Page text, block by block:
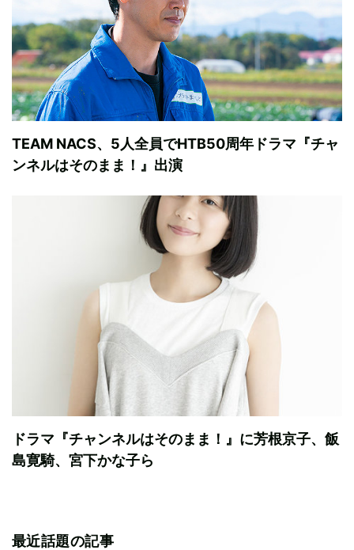
TEAM NACS、5人全員でHTB50周年ドラマ『チャ
ンネルはそのまま！』出演
ドラマ『チャンネルはそのまま！』に芳根京子、飯
島寛騎、宮下かな子ら
最近話題の記事